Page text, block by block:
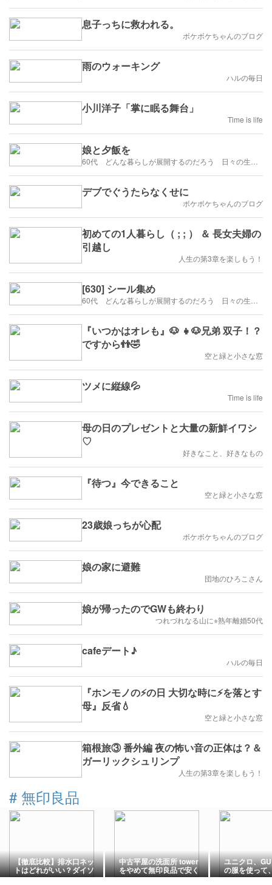
息子っちに救われる。
ボケボケちゃんのブログ
雨のウォーキング
ハルの毎日
小川洋子「掌に眠る舞台」
Time is life
娘と夕飯を
デブでぐうたらなくせに
ボケボケちゃんのブログ
初めての1人暮らし（ ; ; ） ＆ 長女夫婦の
引越し
人生の第3章を楽しもう！
[630] シール集め
『いつかはオレも』🐶 👧🐶兄弟 双子！？
ですから👬🤣
空と緑と小さな窓
ツメに縦線💦
Time is life
母の日のプレゼントと大量の新鮮イワシ
♡
好きなこと、好きなもの
『待つ』今できること
空と緑と小さな窓
23歳娘っちが心配
ボケボケちゃんのブログ
娘の家に避難
団地のひろこさん
娘が帰ったのでGWも終わり
つれづれなる山に⭐︎熟年離婚50代
cafeデート♪
ハルの毎日
『ホンモノの⚡️の日 大切な時に⚡️を落とす
母』反省💧
空と緑と小さな窓
箱根旅③ 番外編 夜の怖い音の正体は？＆
ガーリックシュリンプ
人生の第3章を楽しもう！
# 無印良品
【徹底比較】排水口ネッ
トはどれがいい？ダイソ
ー・セリア・無印を使い
中古平屋の洗面所 tower
をやめて無印良品で安く
使いやすく。
ユニクロ、
の服を使って
の一週間コー